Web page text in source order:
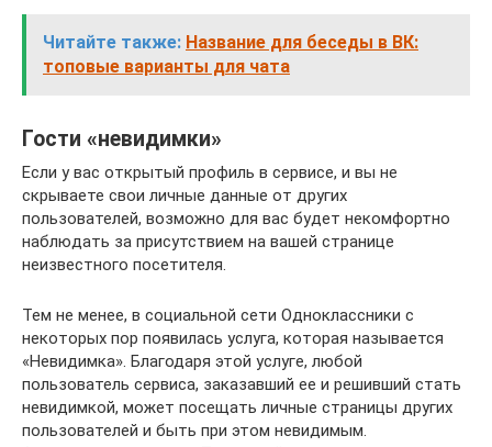
Читайте также: Название для беседы в ВК:
топовые варианты для чата
Гости «невидимки»
Если у вас открытый профиль в сервисе, и вы не
скрываете свои личные данные от других
пользователей, возможно для вас будет некомфортно
наблюдать за присутствием на вашей странице
неизвестного посетителя.
Тем не менее, в социальной сети Одноклассники с
некоторых пор появилась услуга, которая называется
«Невидимка». Благодаря этой услуге, любой
пользователь сервиса, заказавший ее и решивший стать
невидимкой, может посещать личные страницы других
пользователей и быть при этом невидимым.